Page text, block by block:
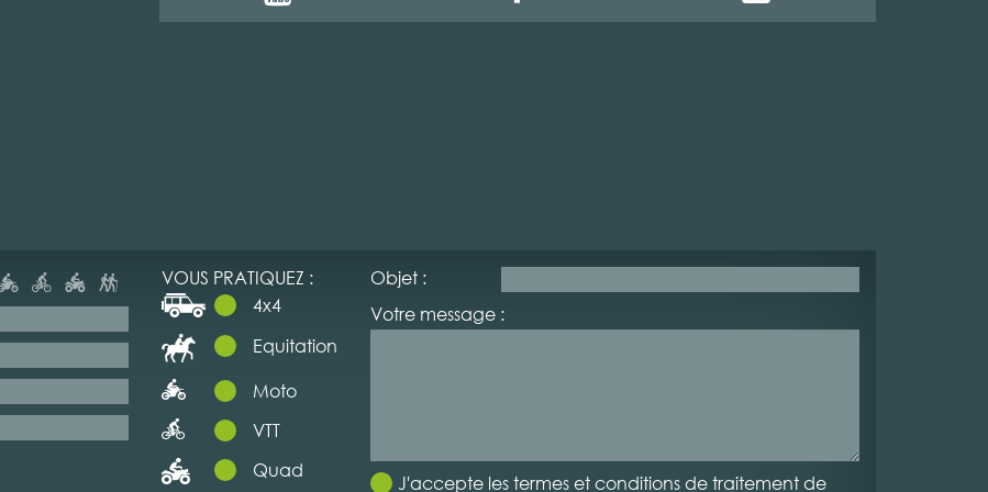
VOUS PRATIQUEZ :
4x4
Equitation
Moto
VTT
Quad
Objet :
Votre message :
J'accepte les termes et conditions de traitement de